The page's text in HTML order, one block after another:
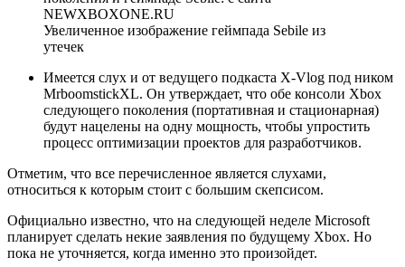
Увеличенное изображение геймпада Sebile из
утечек
Имеется слух и от ведущего подкаста X-Vlog под ником
MrboomstickXL. Он утверждает, что обе консоли Xbox
следующего поколения (портативная и стационарная)
будут нацелены на одну мощность, чтобы упростить
процесс оптимизации проектов для разработчиков.
Отметим, что все перечисленное является слухами,
относиться к которым стоит с большим скепсисом.
Официально известно, что на следующей неделе Microsoft
планирует сделать некие заявления по будущему Xbox. Но
пока не уточняется, когда именно это произойдет.